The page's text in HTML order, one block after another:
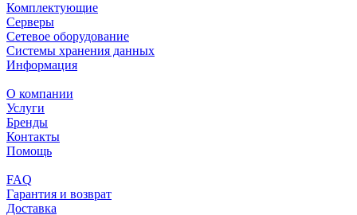
Комплектующие
Серверы
Сетевое оборудование
Системы хранения данных
Информация
О компании
Услуги
Бренды
Контакты
Помощь
FAQ
Гарантия и возврат
Доставка